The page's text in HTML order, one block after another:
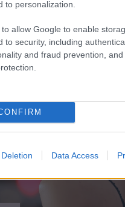
to personalization.
to allow Google to enable
to security, including
and fraud prevention,
Data Access
szerezheted be!